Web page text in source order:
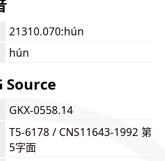
21310.070:hún
hún
Source
GKX-0558.14
T5-6178 / CNS11643-1992 第
5字面